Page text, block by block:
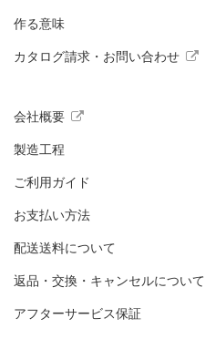
作る意味
カタログ請求・お問い合わせ
会社概要
製造工程
ご利用ガイド
お支払い方法
配送送料について
返品・交換・キャンセルについて
アフターサービス保証